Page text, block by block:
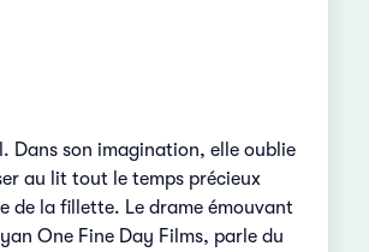
Dans son imagination, elle oublie
au lit tout le temps précieux
de la fillette. Le drame émouvant
One Fine Day Films, parle du